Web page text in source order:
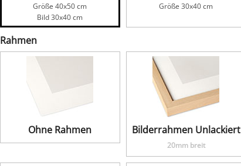
Größe 40x50cm
Bild30x40cm
Größe 30x40cm
Rahmen
Ohne Rahmen Bilderrahmen Unlackiert
20mm breit